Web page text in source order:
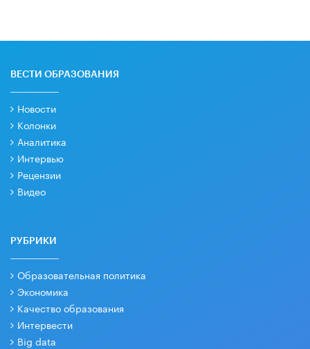
ВЕСТИ ОБРАЗОВАНИЯ
Новости
Колонки
Аналитика
Интервью
Рецензии
Видео
РУБРИКИ
Образовательная политика
Экономика
Качество образования
Интервести
Big data